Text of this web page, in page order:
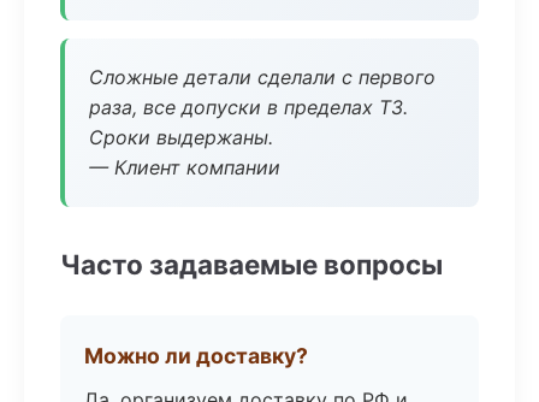
Сложные детали сделали с первого
раза, все допуски в пределах ТЗ.
Сроки выдержаны.
— Клиент компании
Часто задаваемые вопросы
Можно ли доставку?